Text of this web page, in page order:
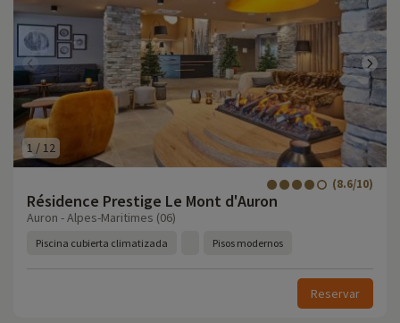
1 /12
Résidence Prestige Le Mont d'Auron
(8.6/10)
Auron - Alpes-Maritimes (06)
Piscina cubierta climatizada Pisos modernos
Reservar